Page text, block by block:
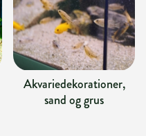
Akvariedekorationer,
sand og grus